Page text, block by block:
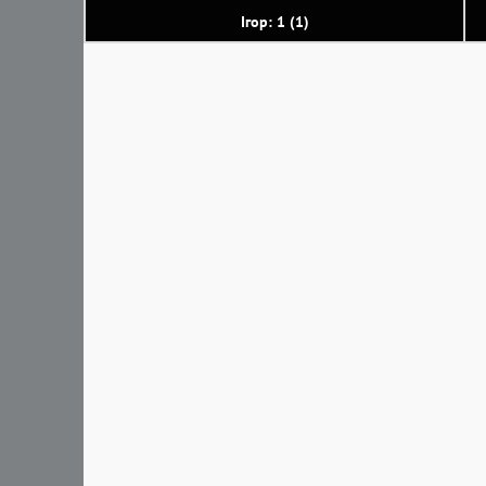
Ігор: 1 (1)